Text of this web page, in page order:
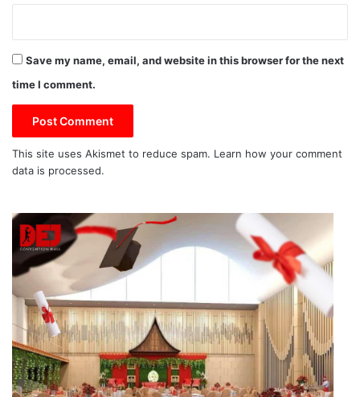
Save my name, email, and website in this browser for the next
time I comment.
This site uses Akismet to reduce spam. Learn how your comment
data is processed.